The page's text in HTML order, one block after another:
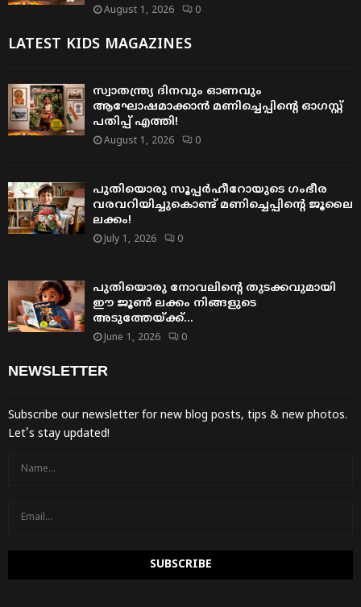
August 1, 2026 0
LATEST KIDS MAGAZINES
സ്വാതന്ത്ര്യ ദിനവും ഓണവും
ആഘോഷമാക്കാൻ മണിച്ചെപ്പിന്റെ ഓഗസ്റ്റ്
പതിപ്പ് എത്തി!
August 1, 2026 0
പുതിയൊരു സൂപ്പർഹീറോയുടെ ഗംഭീര
വരവറിയിച്ചുകൊണ്ട് മണിച്ചെപ്പിന്റെ ജൂലൈ
ലക്കം!
July 1, 2026 0
പുതിയൊരു നോവലിന്റെ തുടക്കവുമായി
ഈ ജൂൺ ലക്കം നിങ്ങളുടെ
അടുത്തേയ്ക്ക്…
June 1, 2026 0
NEWSLETTER
Subscribe our newsletter for new blog posts, tips & new photos.
Let's stay updated!